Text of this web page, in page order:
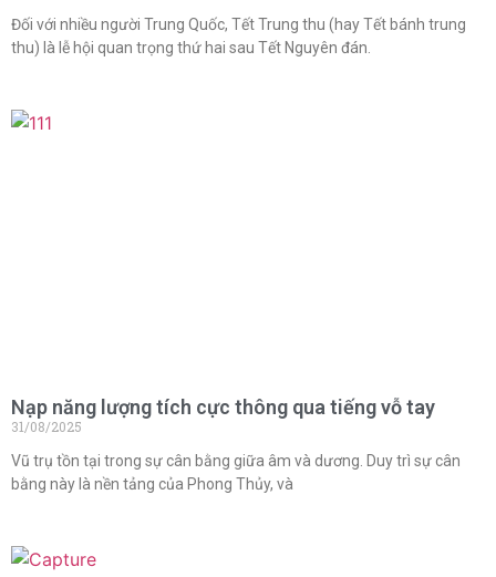
Đối với nhiều người Trung Quốc, Tết Trung thu (hay Tết bánh trung
thu) là lễ hội quan trọng thứ hai sau Tết Nguyên đán.
Nạp năng lượng tích cực thông qua tiếng vỗ tay
31/08/2025
Vũ trụ tồn tại trong sự cân bằng giữa âm và dương. Duy trì sự cân
bằng này là nền tảng của Phong Thủy, và